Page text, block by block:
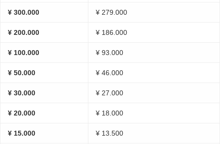
¥ 300.000 ¥ 279.000
¥ 200.000 ¥ 186.000
¥ 100.000 ¥ 93.000
¥ 50.000 ¥ 46.000
¥ 30.000 ¥ 27.000
¥ 20.000 ¥ 18.000
¥ 15.000 ¥ 13.500